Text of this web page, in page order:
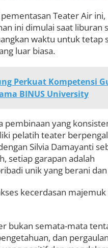
Teater Air ini,
ini dimulai saat liburan
waktu untuk tetap
luar biasa.
Perkuat Kompetensi
BINUS University
yang
pelatih teater
Silvia Damayanti
setiap garapan adalah
unik yang berani
kecerdasan majemuk
bukan semata-mata
dan